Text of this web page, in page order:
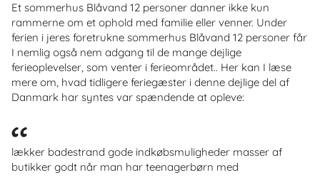
Et sommerhus Blåvand 12 personer danner ikke kun
rammerne om et ophold med familie eller venner. Under
ferien i jeres foretrukne sommerhus Blåvand 12 personer får
I nemlig også nem adgang til de mange dejlige
ferieoplevelser, som venter i ferieområdet.. Her kan I læse
mere om, hvad tidligere feriegæster i denne dejlige del af
Danmark har syntes var spændende at opleve:
lækker badestrand gode indkøbsmuligheder masser af
butikker godt når man har teenagerbørn med